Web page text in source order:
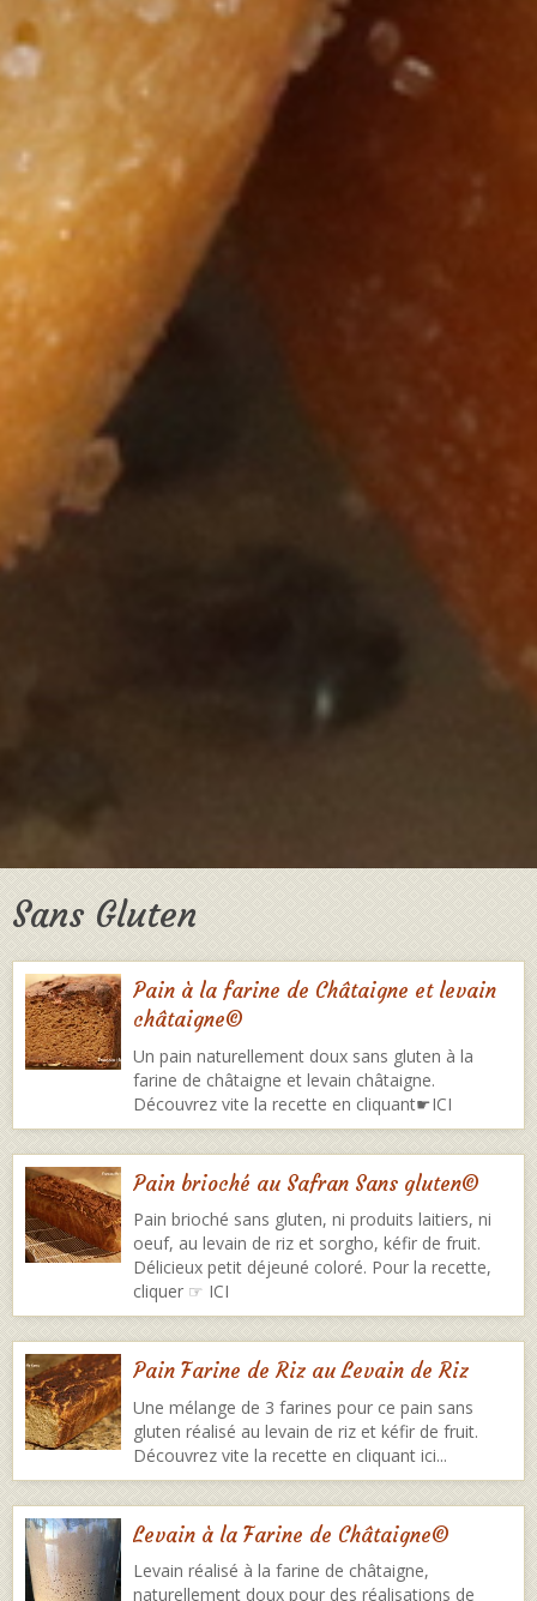
Sans Gluten
Pain à la farine de Châtaigne et levain
châtaigne©
Un pain naturellement doux sans gluten à la
farine de châtaigne et levain châtaigne.
Découvrez vite la recette en cliquant☛ICI
Pain brioché au Safran Sans gluten©
Pain brioché sans gluten, ni produits laitiers, ni
oeuf, au levain de riz et sorgho, kéfir de fruit.
Délicieux petit déjeuné coloré. Pour la recette,
cliquer ☞ ICI
Pain Farine de Riz au Levain de Riz
Une mélange de 3 farines pour ce pain sans
gluten réalisé au levain de riz et kéfir de fruit.
Découvrez vite la recette en cliquant ici...
Levain à la Farine de Châtaigne©
Levain réalisé à la farine de châtaigne,
naturellement doux pour des réalisations de